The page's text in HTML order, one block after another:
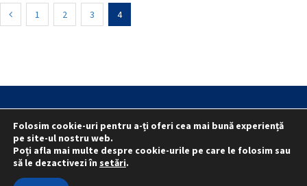
1 2 3 4
Statut
Reprezentativitate M.A.I.
Reprezentativitate I.G.P.R. și I.P.J.-uri
Politica folosirii cookie-urilor
Politica de confidențialitate
Folosim cookie-uri pentru a-ți oferi cea mai bună experiență
pe site-ul nostru web.
Poți afla mai multe despre cookie-urile pe care le folosim sau
să le dezactivezi în setări.